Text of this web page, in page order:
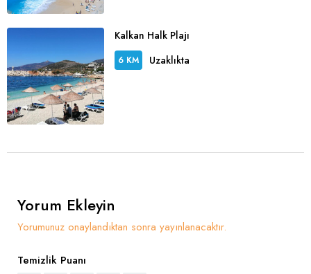
Kalkan Halk Plajı
6 KM Uzaklıkta
Yorum Ekleyin
Yorumunuz onaylandıktan sonra yayınlanacaktır.
Temizlik Puanı